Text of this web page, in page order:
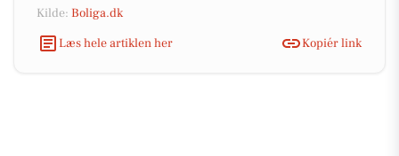
Kilde: Boliga.dk
Læs hele artiklen her
Kopiér link